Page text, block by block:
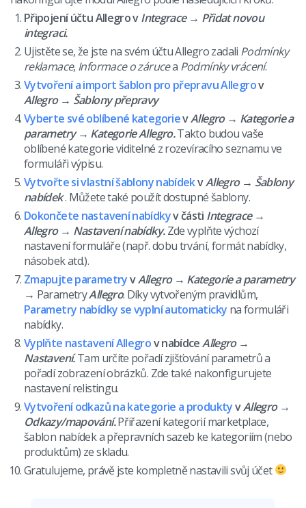
Připojení účtu Allegro vIntegrace → Přidat novou
integraci.
Ujistěte se, že jste na svém účtu Allegro zadali Podmínky
reklamace, Informace o zárucea Podmínky vrácení.
Vytvoření a import šablon pro přepravu Allegrov
Allegro→ Šablony přepravy
Vyberte své oblíbené kategorievAllegro→ Kategorie a
parametry → Kategorie Allegro.Takto budou vaše
oblíbené kategorie viditelné z rozevíracího seznamu ve
formuláři výpisu.
Vytvořte si vlastní šablony nabídekvAllegro→ Šablony
nabídek. Můžete také použít dostupné šablony.
Dokončete nastavení nabídkyv části Integrace→
Allegro → Nastavení nabídky.Zde vyplňte výchozí
nastavení formuláře (např. dobu trvání, formát nabídky,
násobek atd.).
Zmapujte parametryvAllegro→ Kategorie a parametry
→ ParametryAllegro. Díky vytvořeným pravidlům,
Parametry nabídky se vyplní automaticky na formuláři
nabídky.
Vyplňte nastavení Allegrov nabídceAllegro →
Nastavení.Tam určíte pořadí zjišťování parametrů a
pořadí zobrazení obrázků. Zde také nakonfigurujete
nastavení relistingu.
Vytvoření odkazů na kategorie a produktyvAllegro →
Odkazy/mapování.Přiřazení kategorií marketplace,
šablon nabídek a přepravních sazeb ke kategoriím (nebo
produktům) ze skladu.
Gratulujeme, právě jste kompletně nastavili svůj účet